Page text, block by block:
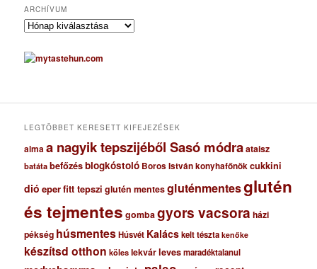
ARCHÍVUM
A
c
h
u
LEGTÖBBET KERESETT KIFEJEZÉSEK
almaa nagyik tepszijéből Sasó módraataisz
batáta befőzésblogkóstoló Boros István konyhafőnökcukkini
dió eperfitt tepszi glutén mentesgluténmentesglutén
és tejmentes gombagyors vacsora házi
pékség húsmentesHúsvét Kalácskelt tészta kenőke
készítsd otthon köles lekvárlevesmaradéktalanul